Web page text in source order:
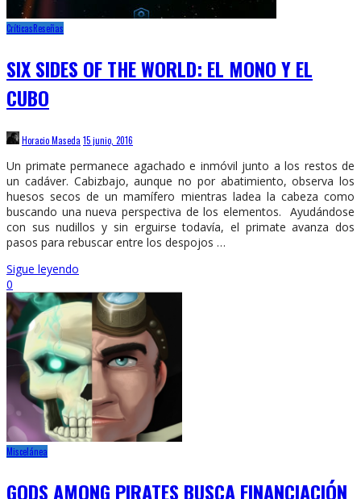
CríticasReseñas
SIX SIDES OF THE WORLD: EL MONO Y EL
CUBO
Horacio Maseda 15 junio, 2016
Un primate permanece agachado e inmóvil junto a los restos de
un cadáver. Cabizbajo, aunque no por abatimiento, observa los
huesos secos de un mamífero mientras ladea la cabeza como
buscando una nueva perspectiva de los elementos. Ayudándose
con sus nudillos y sin erguirse todavía, el primate avanza dos
pasos para rebuscar entre los despojos …
Sigue leyendo
0
Miscelánea
GODS AMONG PIRATES BUSCA FINANCIACIÓN